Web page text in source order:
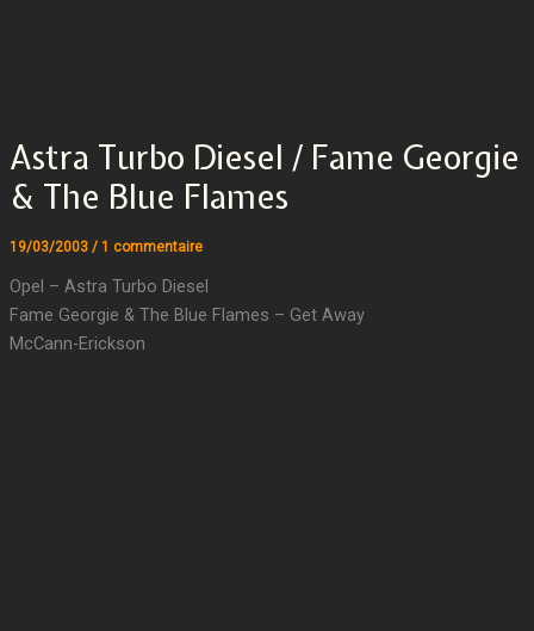
Astra Turbo Diesel / Fame Georgie
& The Blue Flames
19/03/2003 / 1 commentaire
Opel – Astra Turbo Diesel
Fame Georgie & The Blue Flames – Get Away
McCann-Erickson